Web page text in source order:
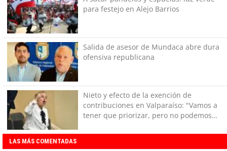
para festejo en Alejo Barrios
Salida de asesor de Mundaca abre dura
ofensiva republicana
Nieto y efecto de la exención de
contribuciones en Valparaíso: "Vamos a
tener que priorizar, pero no podemos
LAS MÁS COMENTADAS